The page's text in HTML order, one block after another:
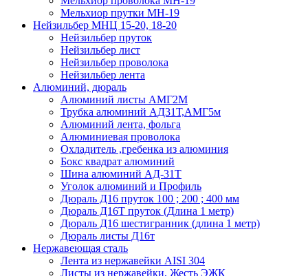
Мельхиор прутки МН-19
Нейзильбер МНЦ 15-20, 18-20
Нейзильбер пруток
Нейзильбер лист
Нейзильбер проволока
Нейзильбер лента
Алюминий, дюраль
Алюминий листы АМГ2М
Трубка алюминий АД31Т,АМГ5м
Алюминий лента, фольга
Алюминиевая проволока
Охладитель ,гребенка из алюминия
Бокс квадрат алюминий
Шина алюминий АД-31Т
Уголок алюминий и Профиль
Дюраль Д16 пруток 100 ; 200 ; 400 мм
Дюраль Д16Т пруток (Длина 1 метр)
Дюраль Д16 шестигранник (длина 1 метр)
Дюраль листы Д16т
Нержавеющая сталь
Лента из нержавейки AISI 304
Листы из нержавейки, Жесть ЭЖК